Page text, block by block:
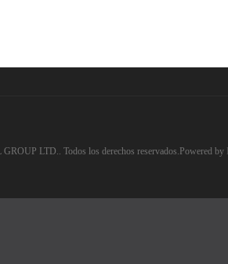
LTD.. Todos los derechos reservados.Powered by